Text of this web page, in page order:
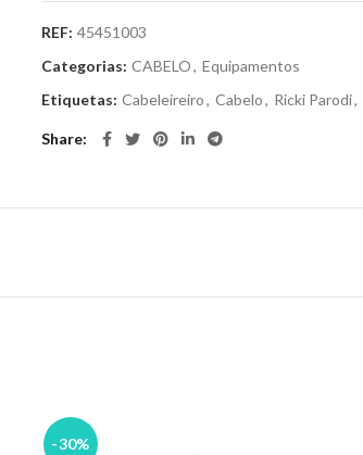
REF: 45451003
Categorias: CABELO, Equipamentos
Etiquetas: Cabeleireiro, Cabelo, Ricki Parodi,
Share
-30%